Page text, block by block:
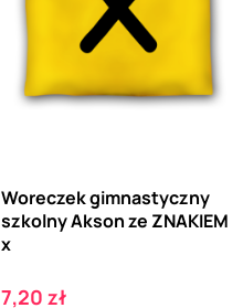
Woreczek gimnastyczny
szkolny Akson ze ZNAKIEM
x
Cena
7,20 zł